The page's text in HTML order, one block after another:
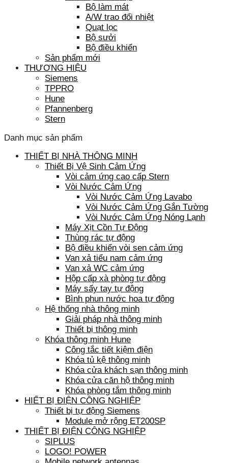
Bộ làm mát
A/W trao đổi nhiệt
Quạt lọc
Bộ sưởi
Bộ điều khiển
Sản phẩm mới
THƯƠNG HIỆU
Siemens
TPPRO
Hune
Pfannenberg
Stern
Danh mục sản phẩm
THIẾT BỊ NHÀ THÔNG MINH
Thiết Bị Vệ Sinh Cảm Ứng
Vòi cảm ứng cao cấp Stern
Vòi Nước Cảm Ứng
Vòi Nước Cảm Ứng Lavabo
Vòi Nước Cảm Ứng Gắn Tường
Vòi Nước Cảm Ứng Nóng Lạnh
Máy Xịt Cồn Tự Động
Thùng rác tự động
Bộ điều khiển vòi sen cảm ứng
Van xả tiểu nam cảm ứng
Van xả WC cảm ứng
Hộp cấp xà phòng tự động
Máy sấy tay tự động
Bình phun nước hoa tự động
Hệ thống nhà thông minh
Giải pháp nhà thông minh
Thiết bị thông minh
Khóa thông minh Hune
Công tắc tiết kiệm điện
Khóa tủ kệ thông minh
Khóa cửa khách sạn thông minh
Khóa cửa căn hộ thông minh
Khóa phòng tắm thông minh
HIẾT BỊ ĐIỆN CÔNG NGHIỆP
Thiết bị tự động Siemens
Module mở rộng ET200SP
THIẾT BỊ ĐIỆN CÔNG NGHIỆP
SIPLUS
LOGO! POWER